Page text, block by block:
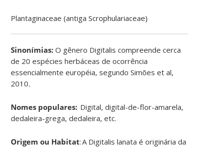
Plantaginaceae(antiga Scrophulariaceae)
Sinonímias: O gênero Digitalis compreende cerca
de 20 espécies herbáceas de ocorrência
essencialmente européia, segundo Simões et al,
2010.
Nomes populares: Digital, digital-de-flor-amarela,
dedaleira-grega, dedaleira, etc.
Origem ou Habitat:A Digitalis lanata é originária da